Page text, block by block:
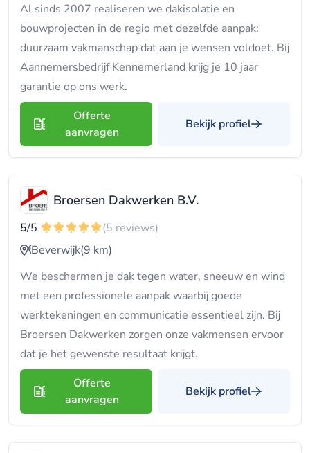
Al sinds 2007 realiseren we dakisolatie en
bouwprojecten in de regio met dezelfde aanpak:
duurzaam vakmanschap dat aan je wensen voldoet. Bij
Aannemersbedrijf Kennemerland krijg je 10 jaar
garantie op ons werk.
Offerte
aanvragen
Bekijk profiel
Broersen Dakwerken B.V.
5/5
(5 reviews)
Beverwijk(9 km)
We beschermen je dak tegen water, sneeuw en wind
met een professionele aanpak waarbij goede
werktekeningen en communicatie essentieel zijn. Bij
Broersen Dakwerken zorgen onze vakmensen ervoor
dat je het gewenste resultaat krijgt.
Offerte
aanvragen
Bekijk profiel